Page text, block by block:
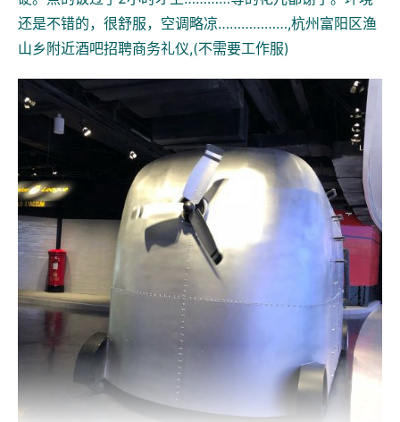
还是不错的，很舒服，空调略凉………………,杭州富阳区渔
山乡附近酒吧招聘商务礼仪,(不需要工作服)